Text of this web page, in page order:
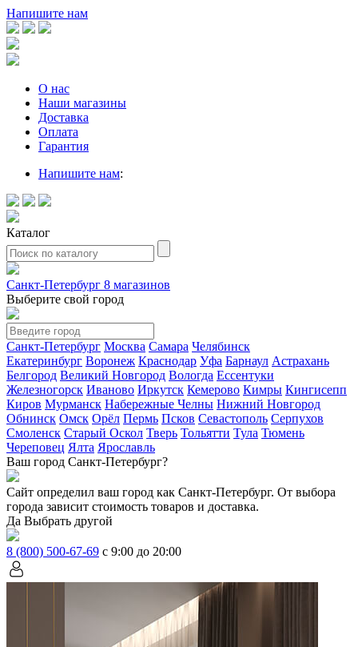
Напишите нам
О нас
Наши магазины
Доставка
Оплата
Гарантия
Напишите нам:
Каталог
Санкт-Петербург 8 магазинов
Выберите свой город
Санкт-Петербург Москва Самара Челябинск
Екатеринбург Воронеж Краснодар Уфа Барнаул Астрахань
Белгород Великий Новгород Вологда Ессентуки
Железногорск Иваново Иркутск Кемерово Кимры Кингисепп
Киров Мурманск Набережные Челны Нижний Новгород
Обнинск Омск Орёл Пермь Псков Севастополь Серпухов
Смоленск Старый Оскол Тверь Тольятти Тула Тюмень
Череповец Ялта Ярославль
Ваш город Санкт-Петербург?
Сайт определил ваш город как Санкт-Петербург. От выбора
города зависит стоимость товаров и доставка.
Да Выбрать другой
8 (800) 500-67-69 с 9:00 до 20:00